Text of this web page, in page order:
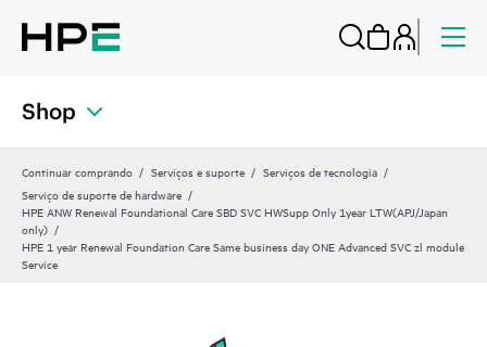
Shop
Continuar comprando Serviços e suporte
Serviços de tecnologia
Serviço de suporte de hardware
HPE ANW Renewal Foundational Care SBD SVC HWSupp Only 1year LTW(APJ/Japan
only)
HPE 1 year Renewal Foundation Care Same business day ONE Advanced SVC zl module
Service